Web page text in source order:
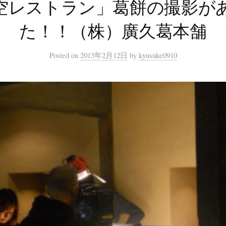
レストラン」葛餅の撮影が
た！！（株）廣久葛本舗
Posted on 2013年2月12日 by kyusuke0910